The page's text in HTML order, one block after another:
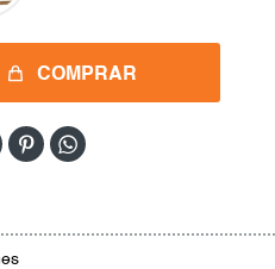
COMPRAR
 